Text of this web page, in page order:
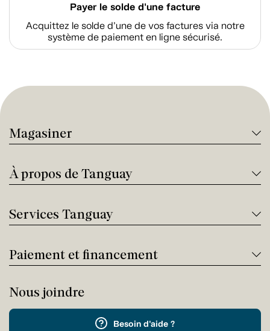
Payer le solde d'une facture
Acquittez le solde d’une de vos factures via notre
système de paiement en ligne sécurisé.
Magasiner
À propos de Tanguay
Services Tanguay
Paiement et financement
Nous joindre
Besoin d'aide ?